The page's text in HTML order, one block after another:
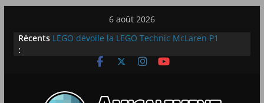
contenu
6 août 2026
Récents
:
LEGO dévoile la LEGO Technic McLaren P1
innovation et quotidien
[Notre Avis] Spy x Family: Code White